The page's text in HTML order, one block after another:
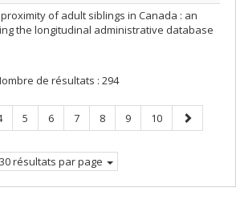
of adult siblings in Canada : an
the longitudinal administrative database
de résultats : 294
Page
5 Page
6 Page
7 Page
8 Page
9 Page
10
Page
suivante
30 résultats par page